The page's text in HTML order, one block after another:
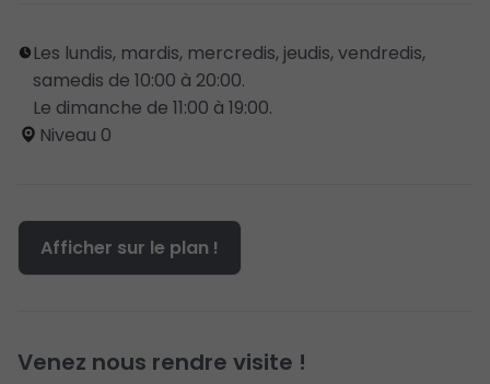
Les lundis, mardis, mercredis, jeudis, vendredis,
samedis de 10:00 à 20:00.
Le dimanche de 11:00 à 19:00.
Niveau 0
Afficher sur le plan !
Venez nous rendre visite !